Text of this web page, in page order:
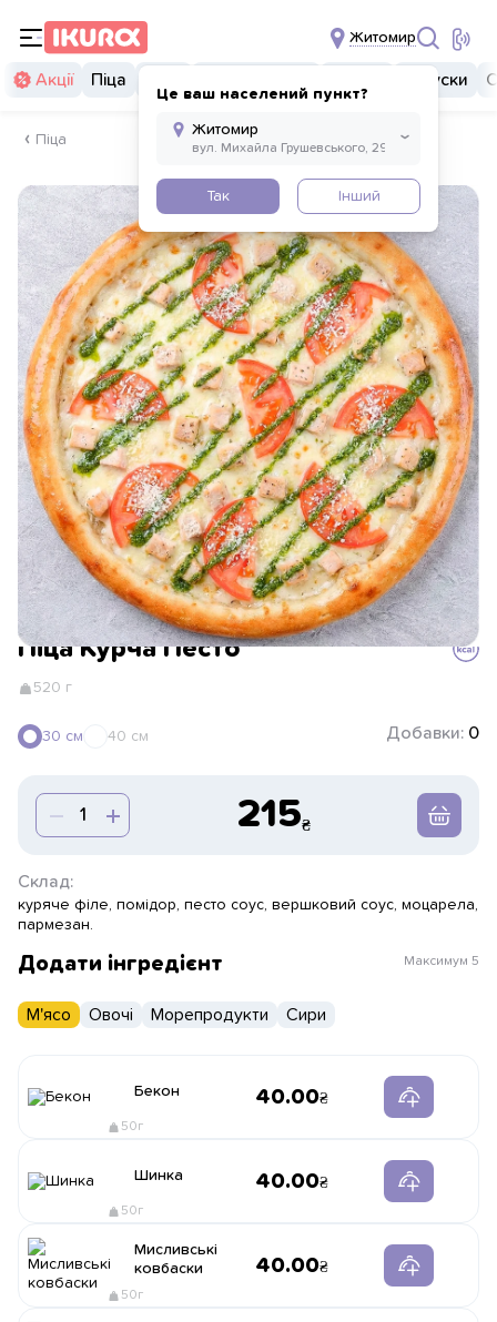
Житомир
Це ваш населений пункт?
Так Інший
Акції Піца Закуски
Піца
Піца Курча Песто
520 г
30 см 40 см Добавки: 0
215
Склад:
куряче філе, помідор, песто соус, вершковий соус, моцарела,
пармезан.
Додати інгредієнт Максимум 5
М'ясо Овочі Морепродукти Сири
Бекон
50г
40.00
Шинка
50г
40.00
Мисливські
ковбаски
50г
40.00